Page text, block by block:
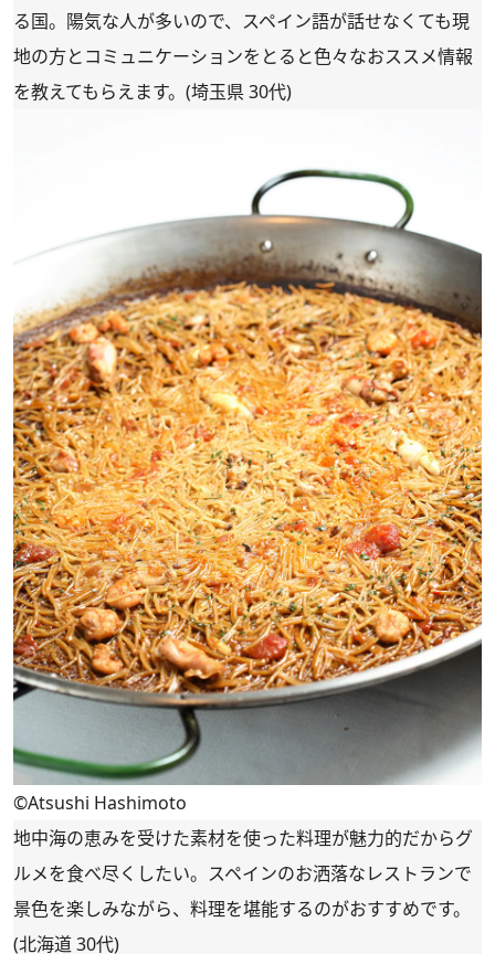
る国。陽気な人が多いので、スペイン語が話せなくても現
地の方とコミュニケーションをとると色々なおススメ情報
を教えてもらえます。(埼玉県 30代)
©Atsushi Hashimoto
地中海の恵みを受けた素材を使った料理が魅力的だからグ
ルメを食べ尽くしたい。スペインのお洒落なレストランで
景色を楽しみながら、料理を堪能するのがおすすめです。
(北海道 30代)